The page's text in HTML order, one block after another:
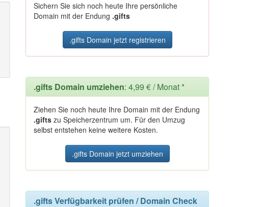
Sichern Sie sich noch heute Ihre persönliche
Domain mit der Endung .gifts
.gifts Domain jetzt registrieren
.gifts Domain umziehen: 4,99 € / Monat *
Ziehen Sie noch heute Ihre Domain mit der Endung
.gifts zu Speicherzentrum um. Für den Umzug
selbst entstehen keine weitere Kosten.
.gifts Domain jetzt umziehen
.gifts Verfügbarkeit prüfen / Domain Check